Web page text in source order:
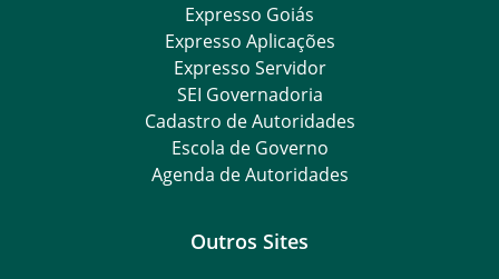
Expresso Goiás
Expresso Aplicações
Expresso Servidor
SEI Governadoria
Cadastro de Autoridades
Escola de Governo
Agenda de Autoridades
Outros Sites